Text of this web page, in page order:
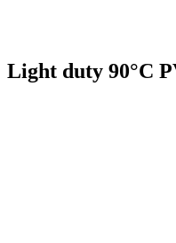
Light duty 90°C